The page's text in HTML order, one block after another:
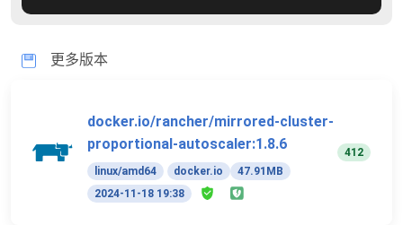
更多版本
docker.io/rancher/mirrored-cluster-
proportional-autoscaler:1.8.6
linux/amd64 docker.io
47.91MB
2024-11-18 19:38
412